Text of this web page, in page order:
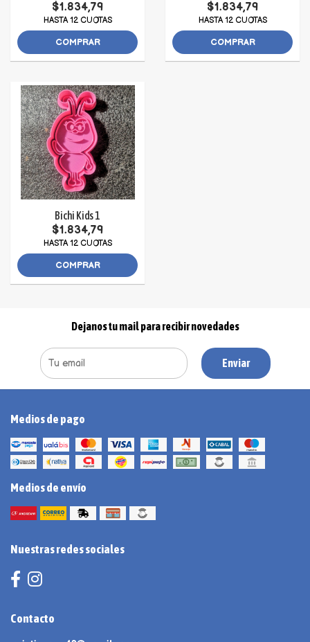
$1.834,79
HASTA 12 CUOTAS
COMPRAR
$1.834,79
HASTA 12 CUOTAS
COMPRAR
Bichi Kids 1
$1.834,79
HASTA 12 CUOTAS
COMPRAR
Dejanos tu mail para recibir novedades
Enviar
Medios de pago
Medios de envío
Nuestras redes sociales
Contacto